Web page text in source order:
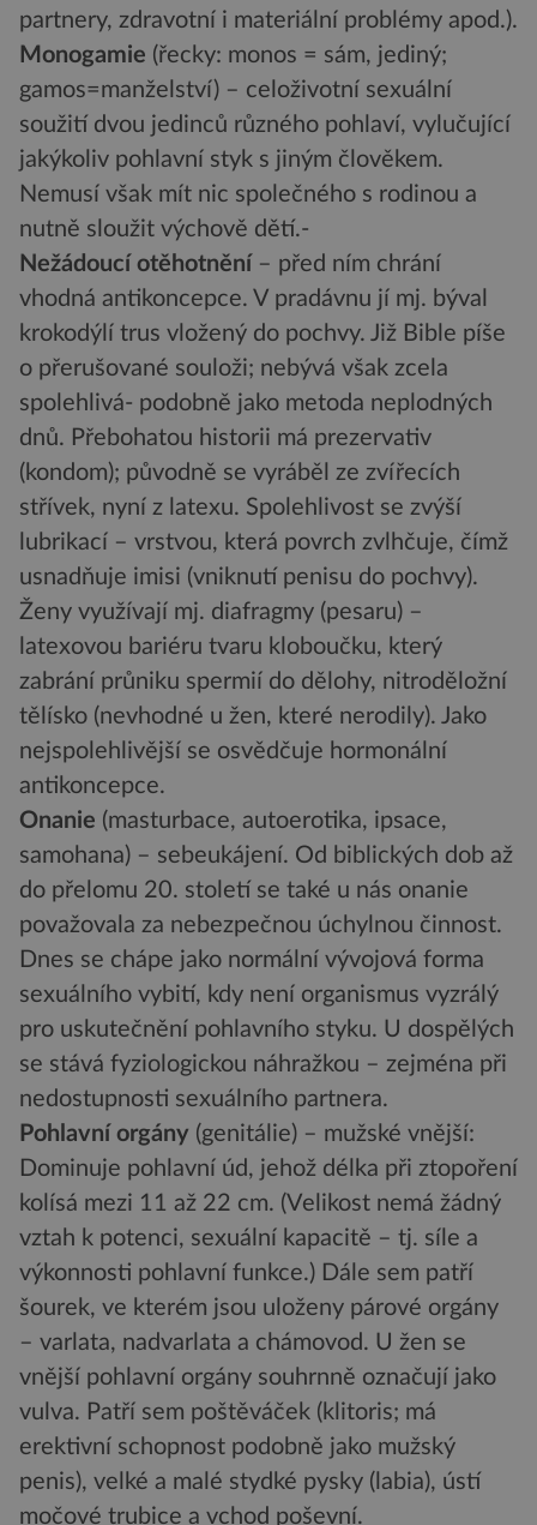
partnery, zdravotní i materiální problémy apod.).
Monogamie (řecky: monos = sám, jediný;
gamos=manželství) – celoživotní sexuální
soužití dvou jedinců různého pohlaví, vylučující
jakýkoliv pohlavní styk s jiným člověkem.
Nemusí však mít nic společného s rodinou a
nutně sloužit výchově dětí.-
Nežádoucí otěhotnění – před ním chrání
vhodná antikoncepce. V pradávnu jí mj. býval
krokodýlí trus vložený do pochvy. Již Bible píše
o přerušované souloži; nebývá však zcela
spolehlivá- podobně jako metoda neplodných
dnů. Přebohatou historii má prezervativ
(kondom); původně se vyráběl ze zvířecích
střívek, nyní z latexu. Spolehlivost se zvýší
lubrikací – vrstvou, která povrch zvlhčuje, čímž
usnadňuje imisi (vniknutí penisu do pochvy).
Ženy využívají mj. diafragmy (pesaru) –
latexovou bariéru tvaru kloboučku, který
zabrání průniku spermií do dělohy, nitroděložní
tělísko (nevhodné u žen, které nerodily). Jako
nejspolehlivější se osvědčuje hormonální
antikoncepce.
Onanie (masturbace, autoerotika, ipsace,
samohana) – sebeukájení. Od biblických dob až
do přelomu 20. století se také u nás onanie
považovala za nebezpečnou úchylnou činnost.
Dnes se chápe jako normální vývojová forma
sexuálního vybití, kdy není organismus vyzrálý
pro uskutečnění pohlavního styku. U dospělých
se stává fyziologickou náhražkou – zejména při
nedostupnosti sexuálního partnera.
Pohlavní orgány (genitálie) – mužské vnější:
Dominuje pohlavní úd, jehož délka při ztopoření
kolísá mezi 11 až 22 cm. (Velikost nemá žádný
vztah k potenci, sexuální kapacitě – tj. síle a
výkonnosti pohlavní funkce.) Dále sem patří
šourek, ve kterém jsou uloženy párové orgány
– varlata, nadvarlata a chámovod. U žen se
vnější pohlavní orgány souhrnně označují jako
vulva. Patří sem poštěváček (klitoris; má
erektivní schopnost podobně jako mužský
penis), velké a malé stydké pysky (labia), ústí
močové trubice a vchod poševní.